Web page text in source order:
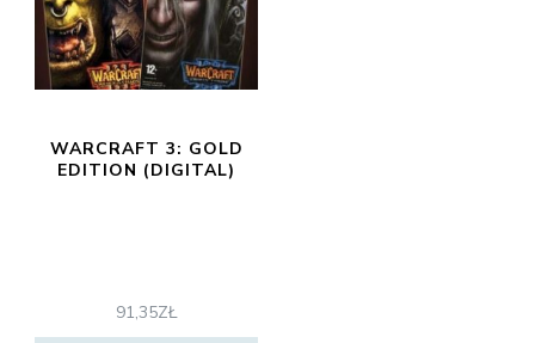
WARCRAFT 3: GOLD
EDITION (DIGITAL)
91,35ZŁ